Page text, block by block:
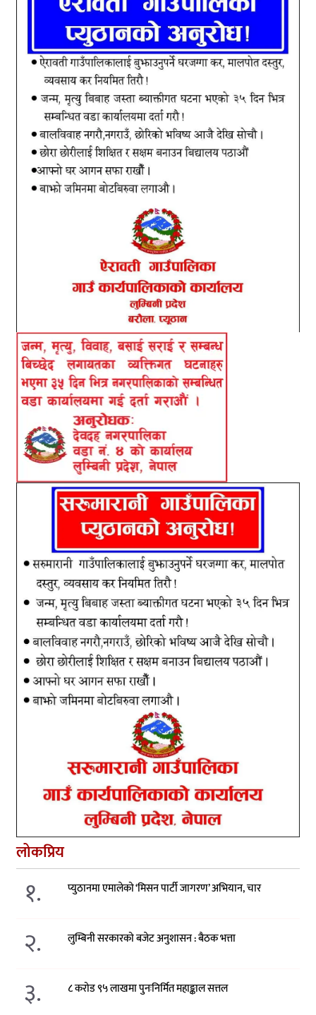
लोकप्रिय
१. प्युठानमा एमालेको ‘मिसन पार्टी जागरण’ अभियान, चार
२. लुम्बिनी सरकारको बजेट अनुशासन : बैठक भत्ता
३. ८ करोड ९५ लाखमा पुनःनिर्मित महाङ्काल सत्तल